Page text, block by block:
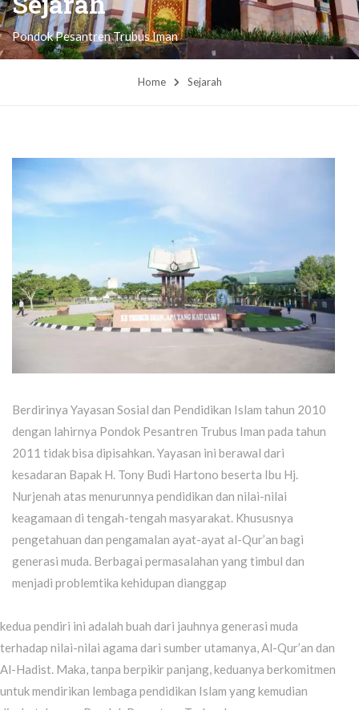
Pondok Pesantren Trubus Iman
Home Sejarah
Berdirinya Yayasan Sosial dan Pendidikan Islam tahun 2010
dengan lahirnya Pondok Pesantren Trubus Iman pada tahun
2011 tidak bisa dipisahkan. Yayasan ini berawal dari
kesadaran Bapak H. Tony Budi Hartono beserta Ibu Hj.
Nurjenah atas menurunnya pendidikan dan nilai-nilai
keagamaan di tengah-tengah masyarakat. Khususnya
pengetahuan dan pengamalan ayat-ayat al-Qur’an bagi
generasi muda. Berbagai permasalahan yang timbul dan
menjadi problemtika kehidupan dianggap
kedua pendiri ini adalah buah dari jauhnya generasi muda
terhadap nilai-nilai agama dari sumber utamanya, Al-Qur’an dan
Al-Hadist. Maka, tanpa berpikir panjang, keduanya berkomitmen
untuk mendirikan lembaga pendidikan Islam yang kemudian